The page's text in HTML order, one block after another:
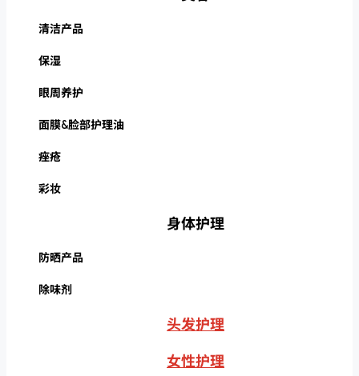
清洁产品
保湿
眼周养护
面膜&脸部护理油
痤疮
彩妆
身体护理
防晒产品
除味剂
头发护理
女性护理